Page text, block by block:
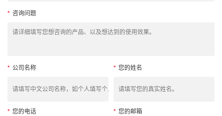
* 咨询问题
* 公司名称 * 您的姓名
* 您的电话 * 您的邮箱